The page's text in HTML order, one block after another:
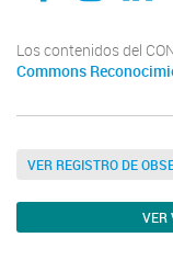
Los contenidos del
Commons
VER REGISTRO DE
VER